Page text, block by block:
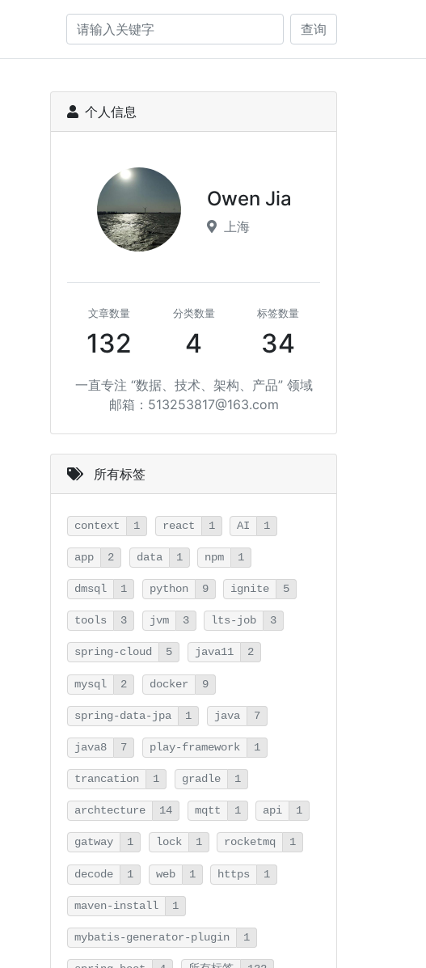
查询
个人信息
Owen Jia
上海
文章数量
132
分类数量
4
标签数量
34
一直专注 “数据、技术、架构、产品” 领域
邮箱：513253817@163.com
所有标签
context 1 react 1 AI 1
app 2 data 1 npm 1
dmsql 1 python 9 ignite 5
tools 3 jvm 3 lts-job 3
spring-cloud 5 java11 2
mysql 2 docker 9
spring-data-jpa 1 java 7
java8 7 play-framework 1
trancation 1 gradle 1
archtecture 14 mqtt 1 api 1
gatway 1 lock 1 rocketmq 1
decode 1 web 1 https 1
maven-install 1
mybatis-generator-plugin 1